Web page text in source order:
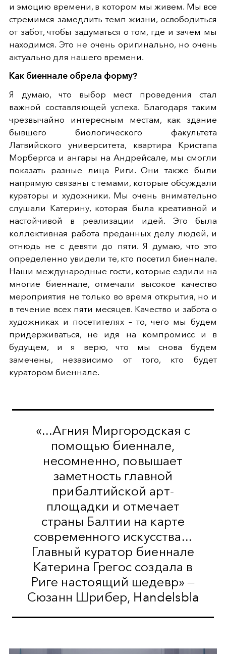
и эмоцию времени, в котором мы живем. Мы все
стремимся замедлить темп жизни, освободиться
от забот, чтобы задуматься о том, где и зачем мы
находимся. Это не очень оригинально, но очень
актуально для нашего времени.
Как биеннале обрела форму?
Я думаю, что выбор мест проведения стал
важной составляющей успеха. Благодаря таким
чрезвычайно интересным местам, как здание
бывшего биологического факультета
Латвийского университета, квартира Кристапа
Морбергса и ангары на Андрейсале, мы смогли
показать разные лица Риги. Они также были
напрямую связаны с темами, которые обсуждали
кураторы и художники. Мы очень внимательно
слушали Катерину, которая была креативной и
настойчивой в реализации идей. Это была
коллективная работа преданных делу людей, и
отнюдь не с девяти до пяти. Я думаю, что это
определенно увидели те, кто посетил биеннале.
Наши международные гости, которые ездили на
многие биеннале, отмечали высокое качество
мероприятия не только во время открытия, но и
в течение всех пяти месяцев. Качество и забота о
художниках и посетителях – то, чего мы будем
придерживаться, не идя на компромисс и в
будущем, и я верю, что мы снова будем
замечены, независимо от того, кто будет
куратором биеннале.
«...Агния Миргородская с
помощью биеннале,
несомненно, повышает
заметность главной
прибалтийской арт-
площадки и отмечает
страны Балтии на карте
современного искусства...
Главный куратор биеннале
Катерина Грегос создала в
Риге настоящий шедевр» —
Сюзанн Шрибер, Handelsbla